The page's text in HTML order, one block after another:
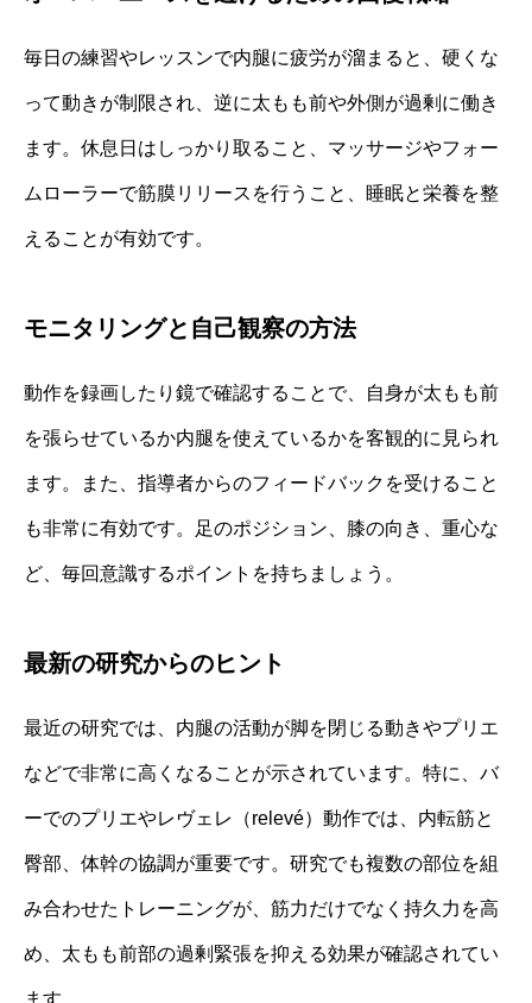
毎日の練習やレッスンで内腿に疲労が溜まると、硬くな
って動きが制限され、逆に太もも前や外側が過剰に働き
ます。休息日はしっかり取ること、マッサージやフォー
ムローラーで筋膜リリースを行うこと、睡眠と栄養を整
えることが有効です。
モニタリングと自己観察の方法
動作を録画したり鏡で確認することで、自身が太もも前
を張らせているか内腿を使えているかを客観的に見られ
ます。また、指導者からのフィードバックを受けること
も非常に有効です。足のポジション、膝の向き、重心な
ど、毎回意識するポイントを持ちましょう。
最新の研究からのヒント
最近の研究では、内腿の活動が脚を閉じる動きやプリエ
などで非常に高くなることが示されています。特に、バ
ーでのプリエやレヴェレ（relevé）動作では、内転筋と
臀部、体幹の協調が重要です。研究でも複数の部位を組
み合わせたトレーニングが、筋力だけでなく持久力を高
め、太もも前部の過剰緊張を抑える効果が確認されてい
ます。